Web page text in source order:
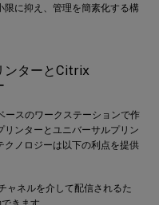
限に抑え、管理を簡素化する構
ンターとCitrix
スのワークステーションで作
ンターとユニバーサルプリン
クノロジーは以下の利点を提供
ャネルを介して配信されるた